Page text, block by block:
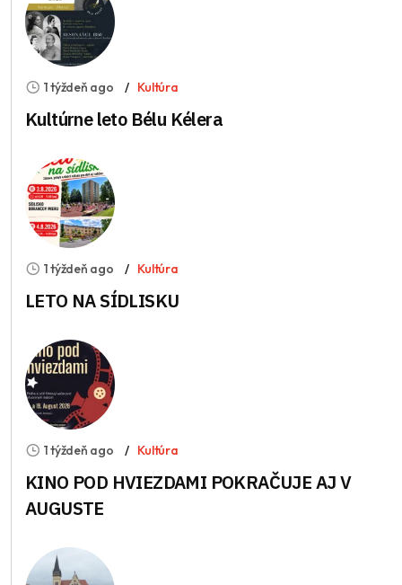
1 týždeň ago Kultúra
Kultúrne leto Bélu Kélera
1 týždeň ago Kultúra
LETO NA SÍDLISKU
1 týždeň ago Kultúra
KINO POD HVIEZDAMI POKRAČUJE AJ V
AUGUSTE